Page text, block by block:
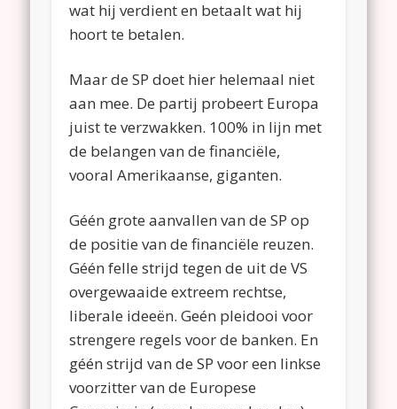
wat hij verdient en betaalt wat hij
hoort te betalen.
Maar de SP doet hier helemaal niet
aan mee. De partij probeert Europa
juist te verzwakken. 100% in lijn met
de belangen van de financiële,
vooral Amerikaanse, giganten.
Géén grote aanvallen van de SP op
de positie van de financiële reuzen.
Géén felle strijd tegen de uit de VS
overgewaaide extreem rechtse,
liberale ideeën. Geén pleidooi voor
strengere regels voor de banken. En
géén strijd van de SP voor een linkse
voorzitter van de Europese